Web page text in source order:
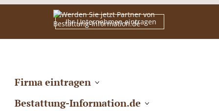
Ihr Unternehmen eintragen
Firma eintragen
Bestattung-Information.de